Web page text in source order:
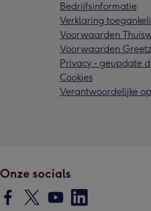
Bedrijfsinformatie
Verklaring
Voorwaarden
Voorwaarden
Privacy - geupdate
Cookies
Verantwoordelijke
Onze socials